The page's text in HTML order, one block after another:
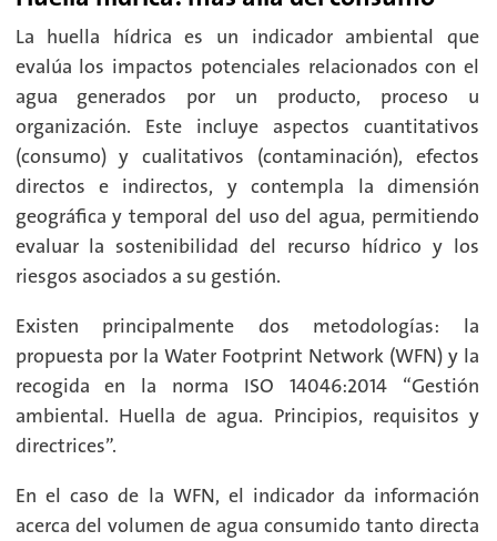
La huella hídrica es un indicador ambiental que
evalúa los impactos potenciales relacionados con el
agua generados por un producto, proceso u
organización. Este incluye aspectos cuantitativos
(consumo) y cualitativos (contaminación), efectos
directos e indirectos, y contempla la dimensión
geográfica y temporal del uso del agua, permitiendo
evaluar la sostenibilidad del recurso hídrico y los
riesgos asociados a su gestión.
Existen principalmente dos metodologías: la
propuesta por la Water Footprint Network (WFN) y la
recogida en la norma ISO 14046:2014 “Gestión
ambiental. Huella de agua. Principios, requisitos y
directrices”.
En el caso de la WFN, el indicador da información
acerca del volumen de agua consumido tanto directa